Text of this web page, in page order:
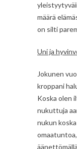
määrä
on silti
Uni ja
Jokunen
kroppani
Koska olen
nukuttuja
nukun